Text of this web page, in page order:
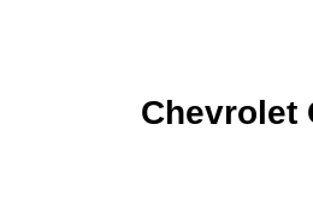
Chevrolet